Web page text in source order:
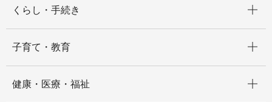
くらし・手続き
子育て・教育
健康・医療・福祉